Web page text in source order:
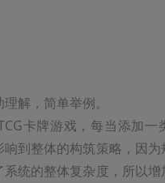
卡牌游戏，每当添加一
响到整体的构筑策略，因为
系统的整体复杂度，所以增